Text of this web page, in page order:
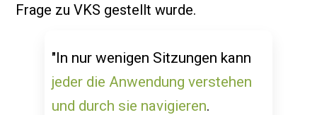
Frage zu VKS gestellt wurde.
"In nur wenigen Sitzungen kann
jeder die Anwendung verstehen
und durch sie navigieren.